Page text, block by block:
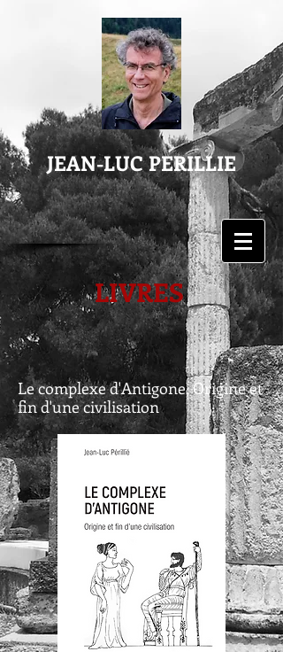
JEAN-LUC PERILLIE
LIVRES
Le complexe d'Antigone, Origine et
fin d'une civilisation